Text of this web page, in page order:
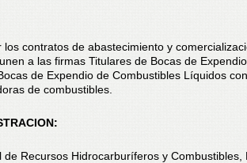
los contratos de abastecimiento y
a las firmas Titulares de Bocas de
de Expendio de Combustibles Líquidos
de combustibles.
de Recursos Hidrocarburíferos y Combustibles,